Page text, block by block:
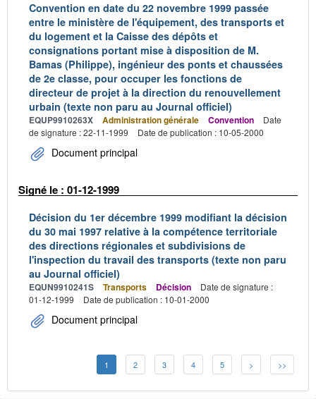
Convention en date du 22 novembre 1999 passée
entre le ministère de l'équipement, des transports et
du logement et la Caisse des dépôts et
consignations portant mise à disposition de M.
Bamas (Philippe), ingénieur des ponts et chaussées
de 2e classe, pour occuper les fonctions de
directeur de projet à la direction du renouvellement
urbain (texte non paru au Journal officiel)
EQUP9910263X Administration générale Convention
Date
de signature : 22-11-1999
Date de publication : 10-05-2000
Document principal
Signé le : 01-12-1999
Décision du 1er décembre 1999 modifiant la décision
du 30 mai 1997 relative à la compétence territoriale
des directions régionales et subdivisions de
l'inspection du travail des transports (texte non paru
au Journal officiel)
EQUN9910241S Transports Décision
Date de signature :
01-12-1999
Date de publication : 10-01-2000
Document principal
1 2 3 4 5 > >>